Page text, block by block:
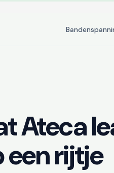
Ateca
een rijtje